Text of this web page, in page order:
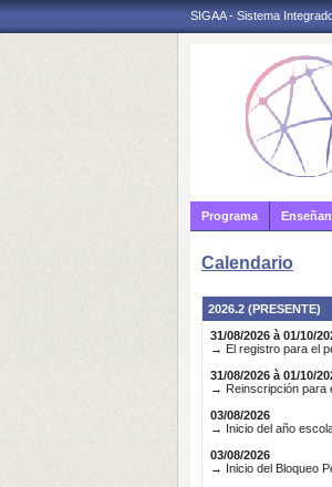
SIGAA - Sistema
Programa
Calendario
2026.2 (PRESENTE)
31/08/2026 à 01/10/
→ El registro para el
31/08/2026 à 01/10/
→ Reinscripción para
03/08/2026
→ Inicio del año
03/08/2026
→ Inicio del Bloqueo